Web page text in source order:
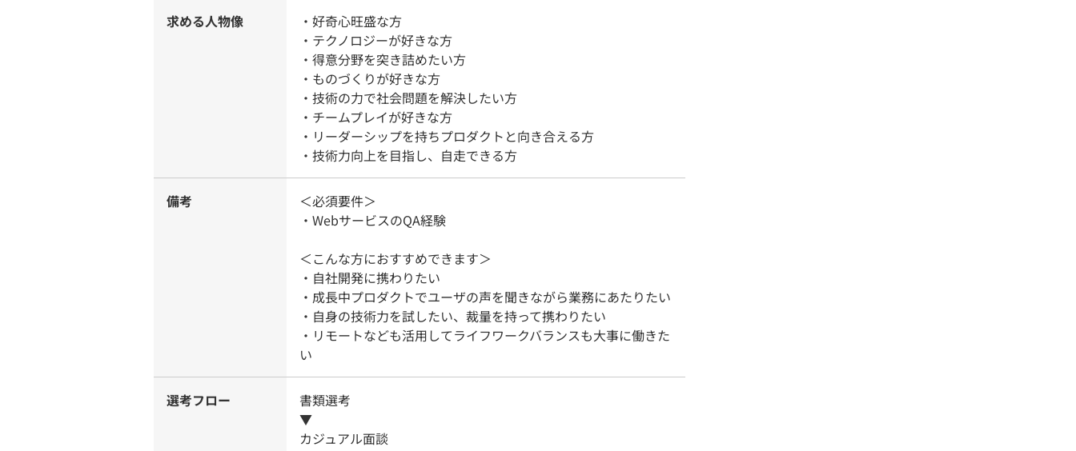
求める人物像
・好奇心旺盛な方
・テクノロジーが好きな方
・得意分野を突き詰めたい方
・ものづくりが好きな方
・技術の力で社会問題を解決したい方
・チームプレイが好きな方
・リーダーシップを持ちプロダクトと向き合える方
・技術力向上を目指し、自走できる方
備考
＜必須要件＞
・WebサービスのQA経験
＜こんな方におすすめできます＞
・自社開発に携わりたい
・成長中プロダクトでユーザの声を聞きながら業務にあたりたい
・自身の技術力を試したい、裁量を持って携わりたい
・リモートなども活用してライフワークバランスも大事に働きた
い
選考フロー
書類選考
▼
カジュアル面談